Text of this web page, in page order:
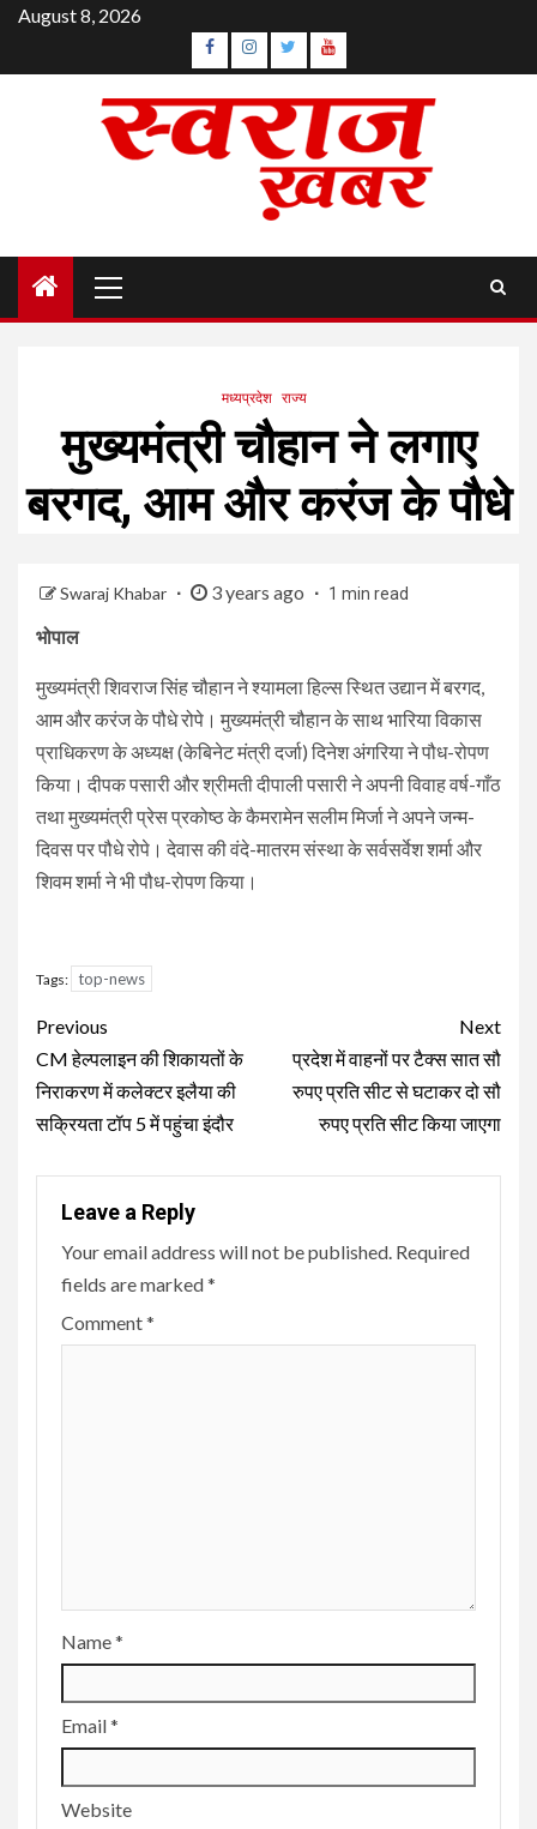
Skip
content
August 8, 2026
Facebook
Instagram
TwitterYouTube
Menu
मध्यप्रदेश राज्य
मुख्यमंत्री चौहान ने लगाए
बरगद, आम और करंज के पौधे
Swaraj Khabar 3 years ago 1 min read
भोपाल
मुख्यमंत्री शिवराज सिंह चौहान ने श्यामला हिल्स स्थित उद्यान में बरगद,
आम और करंज के पौधे रोपे। मुख्यमंत्री चौहान के साथ भारिया विकास
प्राधिकरण के अध्यक्ष (केबिनेट मंत्री दर्जा) दिनेश अंगरिया ने पौध-रोपण
किया। दीपक पसारी और श्रीमती दीपाली पसारी ने अपनी विवाह वर्ष-गाँठ
तथा मुख्यमंत्री प्रेस प्रकोष्ठ के कैमरामेन सलीम मिर्जा ने अपने जन्म-
दिवस पर पौधे रोपे। देवास की वंदे-मातरम संस्था के सर्वसर्वेश शर्मा और
शिवम शर्मा ने भी पौध-रोपण किया।
Tags: top-news
Continue
Reading
Previous
CM हेल्पलाइन की शिकायतों के
निराकरण में कलेक्टर इलैया की
सक्रियता टॉप 5 में पहुंचा इंदौर
Next
प्रदेश में वाहनों पर टैक्स सात सौ
रुपए प्रति सीट से घटाकर दो सौ
रुपए प्रति सीट किया जाएगा
Leave a Reply
Your email address will not be published. Required
fields are marked*
Comment*
Name*
Email*
Website